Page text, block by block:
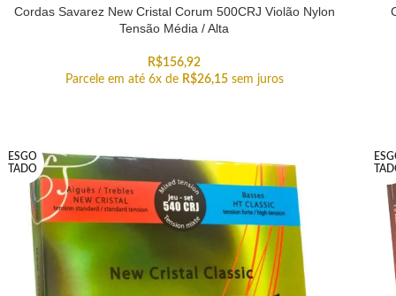
Cordas Savarez New Cristal Corum 500CRJ Violão Nylon
Tensão Média / Alta
R$156,92
Parcele em até 6x de R$26,15 sem juros
ESGO
TADO